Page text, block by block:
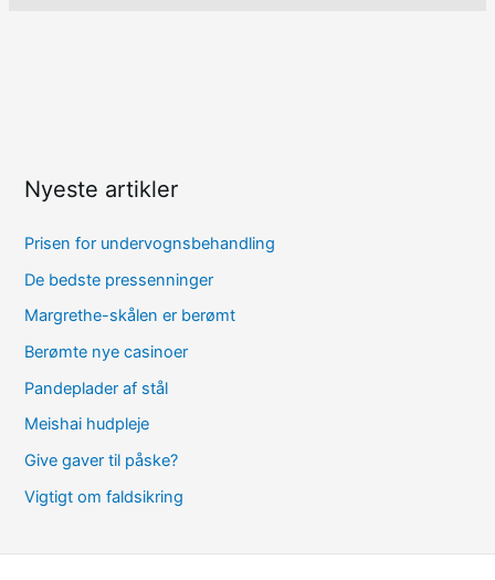
Nyeste artikler
Prisen for undervognsbehandling
De bedste pressenninger
Margrethe-skålen er berømt
Berømte nye casinoer
Pandeplader af stål
Meishai hudpleje
Give gaver til påske?
Vigtigt om faldsikring